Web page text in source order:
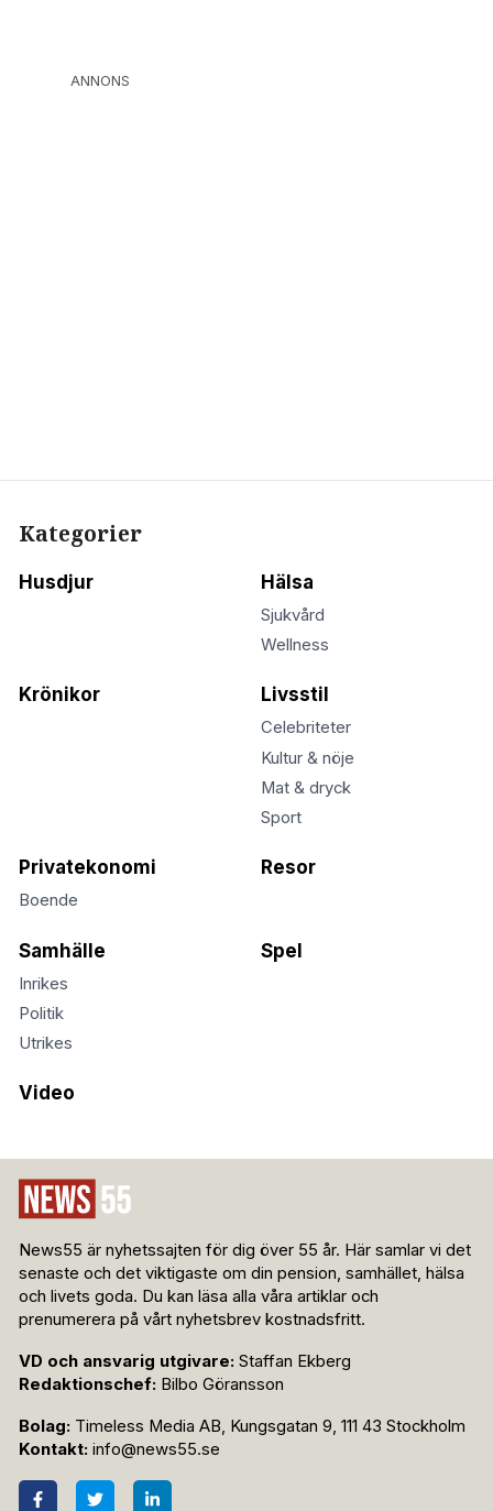
ANNONS
Kategorier
Husdjur Hälsa
Sjukvård
Wellness
Krönikor Livsstil
Celebriteter
Kultur & nöje
Mat & dryck
Sport
Privatekonomi
Boende
Resor
Samhälle
Inrikes
Politik
Utrikes
Spel
Video
News55 är nyhetssajten för dig över 55 år. Här samlar vi det
senaste och det viktigaste om din pension, samhället, hälsa
och livets goda. Du kan läsa alla våra artiklar och
prenumerera på vårt nyhetsbrev kostnadsfritt.
VD och ansvarig utgivare: Staffan Ekberg
Redaktionschef: Bilbo Göransson
Bolag: Timeless Media AB, Kungsgatan 9, 111 43 Stockholm
Kontakt: info@news55.se